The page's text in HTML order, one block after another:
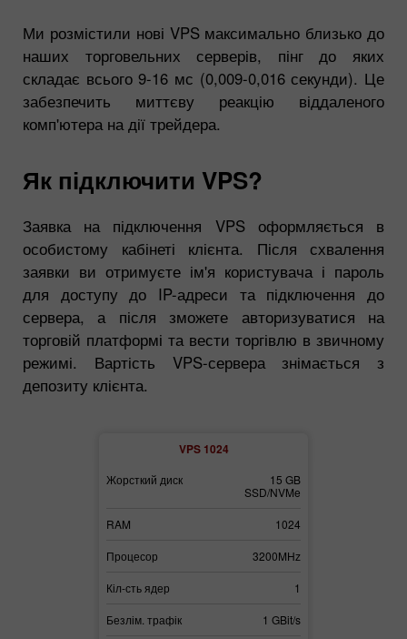
Ми розмістили нові VPS максимально близько до
наших торговельних серверів, пінг до яких
складає всього 9-16 мс (0,009-0,016 секунди). Це
забезпечить миттєву реакцію віддаленого
комп'ютера на дії трейдера.
Як підключити VPS?
Заявка на підключення VPS оформляється в
особистому кабінеті клієнта. Після схвалення
заявки ви отримуєте ім'я користувача і пароль
для доступу до IP-адреси та підключення до
сервера, а після зможете авторизуватися на
торговій платформі та вести торгівлю в звичному
режимі. Вартість VPS-сервера знімається з
депозиту клієнта.
VPS 1024
Жорсткий диск
15 GB
SSD/NVMe
RAM 1024
Процесор 3200MHz
Кіл-сть ядер 1
Безлім. трафік 1 GBit/s